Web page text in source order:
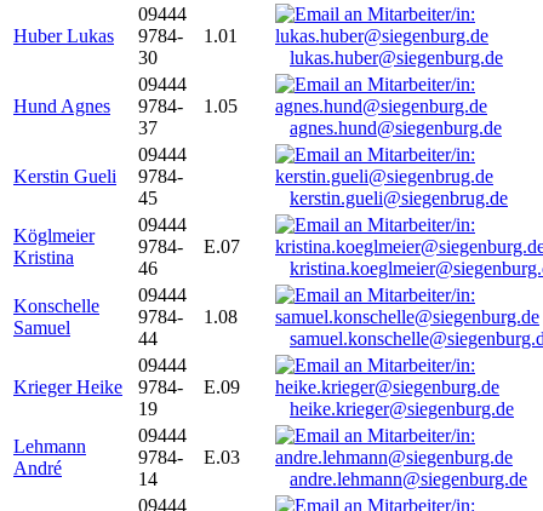
Huber Lukas
09444
9784-
30
1.01
lukas.huber@siegenburg.de
Hund Agnes
09444
9784-
37
1.05
agnes.hund@siegenburg.de
Kerstin Gueli
09444
9784-
45
kerstin.gueli@siegenbrug.de
Köglmeier
Kristina
09444
9784-
46
E.07
Konschelle
Samuel
09444
9784-
44
1.08
Krieger Heike
09444
9784-
19
E.09
heike.krieger@siegenburg.de
Lehmann
André
09444
9784-
14
E.03
andre.lehmann@siegenburg.de
09444